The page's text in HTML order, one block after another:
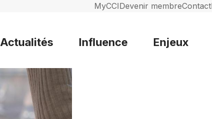
MyCCIDevenir membreContact
Actualités Influence Enjeux